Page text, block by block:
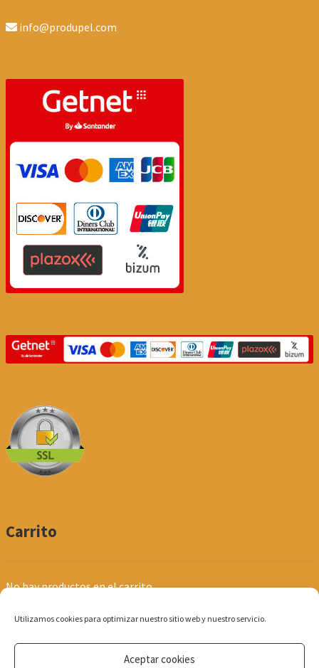
Utilizamos cookies para optimizar nuestro sitio web y nuestro servicio.
Aceptar cookies
info@produpel.com
Carrito
No hay productos en el carrito.